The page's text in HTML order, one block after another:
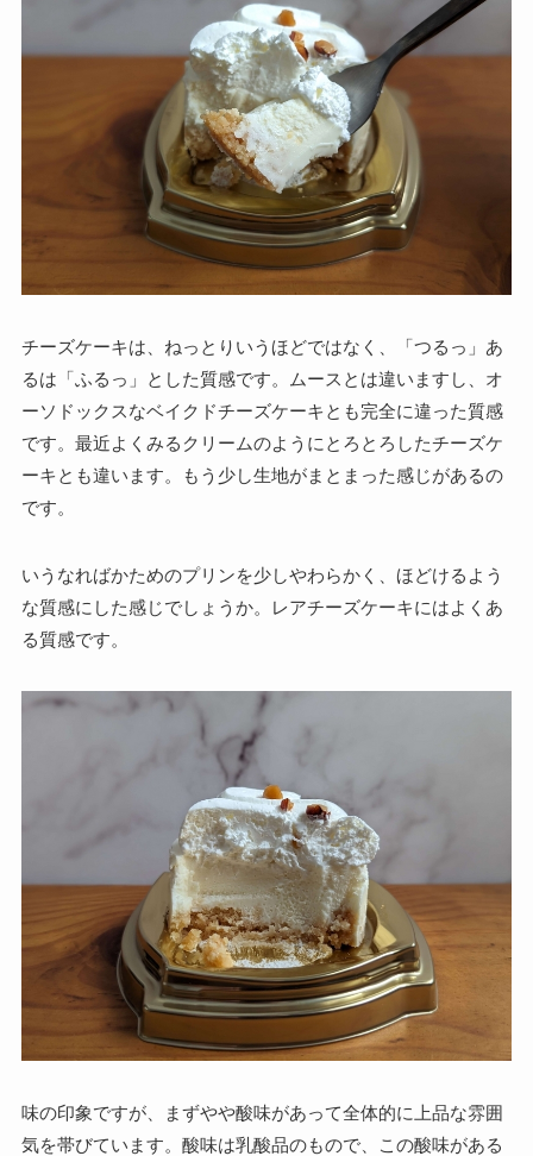
チーズケーキは、ねっとりいうほどではなく、「つるっ」あ
るは「ふるっ」とした質感です。ムースとは違いますし、オ
ーソドックスなベイクドチーズケーキとも完全に違った質感
です。最近よくみるクリームのようにとろとろしたチーズケ
ーキとも違います。もう少し生地がまとまった感じがあるの
です。
いうなればかためのプリンを少しやわらかく、ほどけるよう
な質感にした感じでしょうか。レアチーズケーキにはよくあ
る質感です。
味の印象ですが、まずやや酸味があって全体的に上品な雰囲
気を帯びています。酸味は乳酸品のもので、この酸味がある